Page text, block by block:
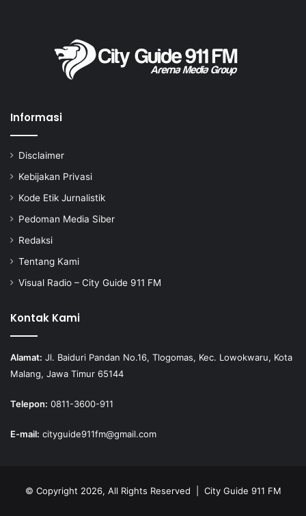
Informasi
Disclaimer
Kebijakan Privasi
Kode Etik Jurnalistik
Pedoman Media Siber
Redaksi
Tentang Kami
Visual Radio – City Guide 911 FM
Kontak Kami
Alamat: Jl. Baiduri Pandan No.16, Tlogomas, Kec. Lowokwaru, Kota
Malang, Jawa Timur 65144
Telepon: 0811-3600-911
E-mail: cityguide911fm@gmail.com
© Copyright 2026, All Rights Reserved | City Guide 911 FM